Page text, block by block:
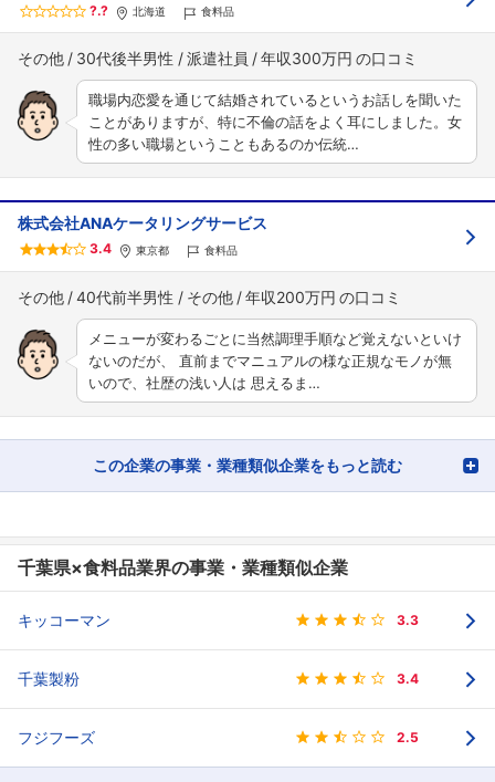
?.? 北海道 食料品
その他 30代後半男性 派遣社員 年収300万円
職場内恋愛を通じて結婚されているというお話しを聞いた
ことがありますが、特に不倫の話をよく耳にしました。女
性の多い職場ということもあるのか伝統…
株式会社ANAケータリングサービス
3.4 東京都 食料品
その他 40代前半男性 その他 年収200万円
メニューが変わるごとに当然調理手順など覚えないといけ
ないのだが、 直前までマニュアルの様な正規なモノが無
いので、社歴の浅い人は 思えるま…
この企業の事業・業種類似企業をもっと読む
千葉県×食料品業界の事業・業種類似企業
キッコーマン 3.3
千葉製粉 3.4
フジフーズ 2.5